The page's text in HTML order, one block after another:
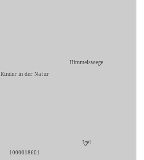
Kinder in der Natur
Himmelswege
1000018601
Igel